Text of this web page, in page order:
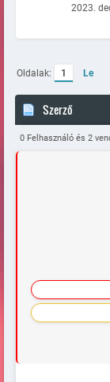
2023.
Oldalak: 1 Le
Szerző
Theft Auto
0 Felhasználó és 2